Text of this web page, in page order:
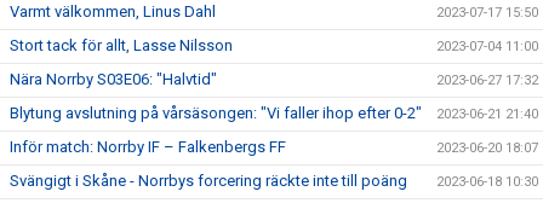
Varmt välkommen, Linus Dahl 2023-07-17 15:50
Stort tack för allt, Lasse Nilsson 2023-07-04 11:00
Nära Norrby S03E06: "Halvtid" 2023-06-27 17:32
Blytung avslutning på vårsäsongen: "Vi faller ihop efter 0-2" 2023-06-21 21:40
Inför match: Norrby IF – Falkenbergs FF 2023-06-20 18:07
Svängigt i Skåne - Norrbys forcering räckte inte till poäng 2023-06-18 10:30